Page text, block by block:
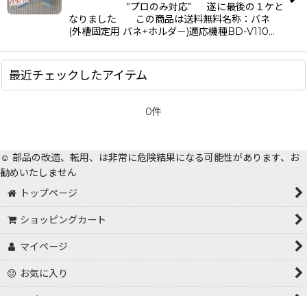
”プロのみ対応” 遂に最後の１ケと
なりました この商品は送料無料名称：バネ
(外槽固定用 バネ+ホルダ－)適応機種BD-V110…
最近チェックしたアイテム
0件
☺️ 部品の改造、転用、は非常に危険結果になる可能性があります、お
勧めいたしません
トップページ
ショッピングカート
マイページ
お気に入り